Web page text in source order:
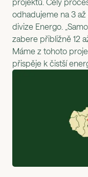
odhadujeme na 3 až
divize Energo.
zabere přibližně 12
Máme z tohoto
přispěje k čistší